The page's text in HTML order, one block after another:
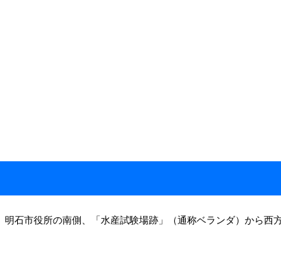
石市役所の南側、「水産試験場跡」（通称ベランダ）から西